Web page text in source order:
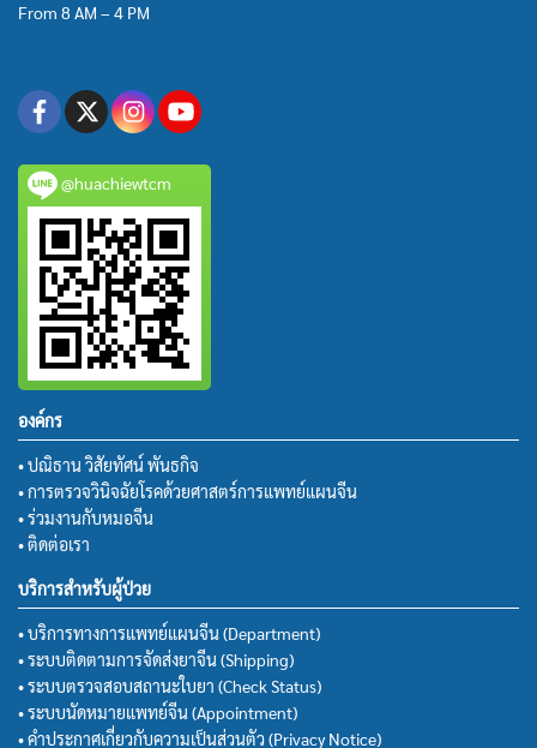
From 8 AM – 4 PM
@huachiewtcm
องค์กร
• ปณิธาน วิสัยทัศน์ พันธกิจ
• การตรวจวินิจฉัยโรคด้วยศาสตร์การแพทย์แผนจีน
• ร่วมงานกับหมอจีน
• ติดต่อเรา
บริการสำหรับผู้ป่วย
• บริการทางการแพทย์แผนจีน (Department)
• ระบบติดตามการจัดส่งยาจีน (Shipping)
• ระบบตรวจสอบสถานะใบยา (Check Status)
• ระบบนัดหมายแพทย์จีน (Appointment)
• คำประกาศเกี่ยวกับความเป็นส่วนตัว (Privacy Notice)